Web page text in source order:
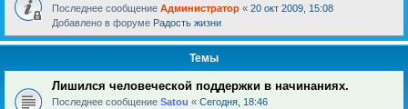
Последнее сообщение Администратор « 20 окт 2009, 15:08
Добавлено в форуме Радость жизни
Темы
Лишился человеческой поддержки в начинаниях.
Последнее сообщение Satou « Сегодня, 18:46